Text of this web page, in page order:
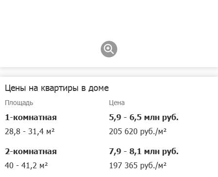
Цены на квартиры в доме
Площадь Цена
1-комнатная
28,8 - 31,4 м²
5,9 - 6,5 млн руб.
205 620 руб./м²
2-комнатная
40 - 41,2 м²
7,9 - 8,1 млн руб.
197 365 руб./м²